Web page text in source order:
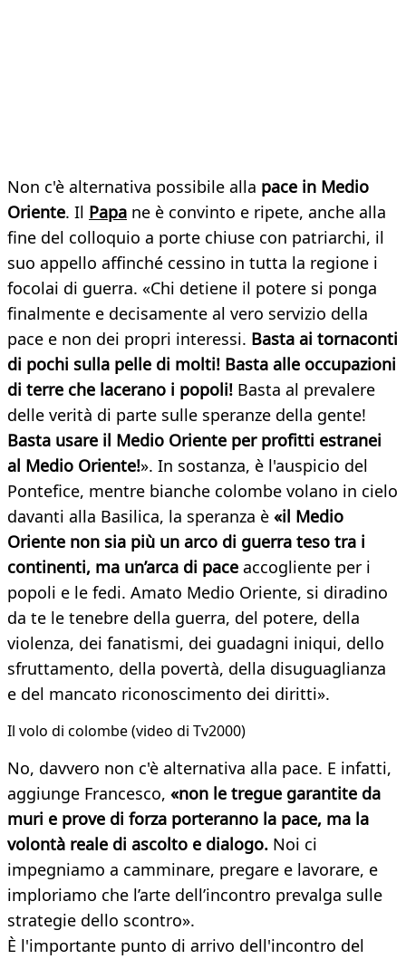
Non c'è alternativa possibile alla pace in Medio
Oriente. Il Papa ne è convinto e ripete, anche alla
fine del colloquio a porte chiuse con patriarchi, il
suo appello affinché cessino in tutta la regione i
focolai di guerra. «Chi detiene il potere si ponga
finalmente e decisamente al vero servizio della
pace e non dei propri interessi. Basta ai tornaconti
di pochi sulla pelle di molti! Basta alle occupazioni
di terre che lacerano i popoli! Basta al prevalere
delle verità di parte sulle speranze della gente!
Basta usare il Medio Oriente per profitti estranei
al Medio Oriente!». In sostanza, è l'auspicio del
Pontefice, mentre bianche colombe volano in cielo
davanti alla Basilica, la speranza è «il Medio
Oriente non sia più un arco di guerra teso tra i
continenti, ma un’arca di pace accogliente per i
popoli e le fedi. Amato Medio Oriente, si diradino
da te le tenebre della guerra, del potere, della
violenza, dei fanatismi, dei guadagni iniqui, dello
sfruttamento, della povertà, della disuguaglianza
e del mancato riconoscimento dei diritti».
Il volo di colombe (video di Tv2000)
No, davvero non c'è alternativa alla pace. E infatti,
aggiunge Francesco, «non le tregue garantite da
muri e prove di forza porteranno la pace, ma la
volontà reale di ascolto e dialogo. Noi ci
impegniamo a camminare, pregare e lavorare, e
imploriamo che l’arte dell’incontro prevalga sulle
strategie dello scontro».
È l'importante punto di arrivo dell'incontro del